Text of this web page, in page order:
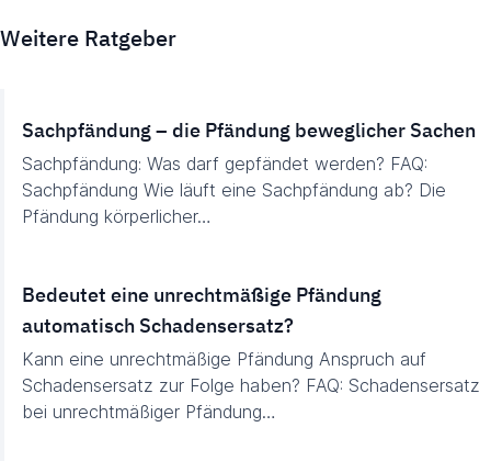
Weitere Ratgeber
Sachpfändung – die Pfändung beweglicher Sachen
Sachpfändung: Was darf gepfändet werden? FAQ:
Sachpfändung Wie läuft eine Sachpfändung ab? Die
Pfändung körperlicher…
Bedeutet eine unrechtmäßige Pfändung
automatisch Schadensersatz?
Kann eine unrechtmäßige Pfändung Anspruch auf
Schadensersatz zur Folge haben? FAQ: Schadensersatz
bei unrechtmäßiger Pfändung…